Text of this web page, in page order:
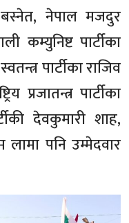
नेपाल मजदुर
कम्युनिष्ट पार्टीका
पार्टीका राजिव
प्रजातन्त्र पार्टीका
देवकुमारी शाह,
लामा पनि उम्मेदवार